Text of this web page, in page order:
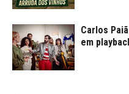
Carlos
em